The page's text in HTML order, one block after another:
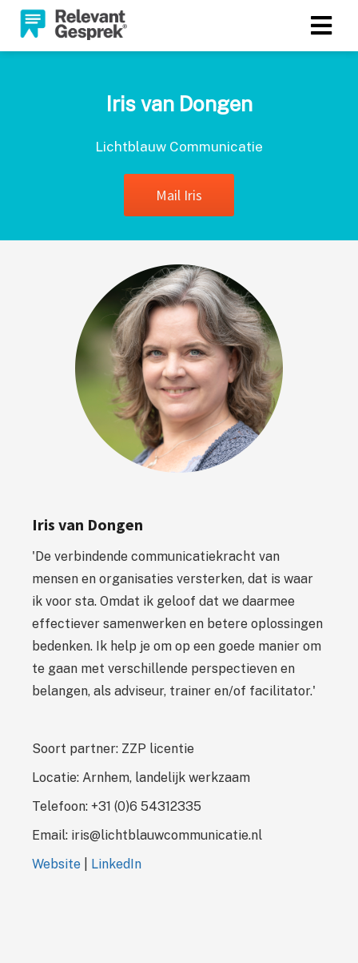
Iris van Dongen
Lichtblauw Communicatie
Mail Iris
Iris van Dongen
'De verbindende communicatiekracht van
mensen en organisaties versterken, dat is waar
ik voor sta. Omdat ik geloof dat we daarmee
effectiever samenwerken en betere oplossingen
bedenken. Ik help je om op een goede manier om
te gaan met verschillende perspectieven en
belangen, als adviseur, trainer en/of facilitator.'
Soort partner: ZZP licentie
Locatie: Arnhem, landelijk werkzaam
Telefoon: +31 (0)6 54312335
Email: iris@lichtblauwcommunicatie.nl
Website
LinkedIn